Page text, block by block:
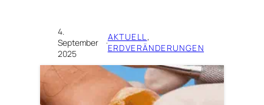
4.
September
2025
·AKTUELL
ERDVERÄNDERUNGEN